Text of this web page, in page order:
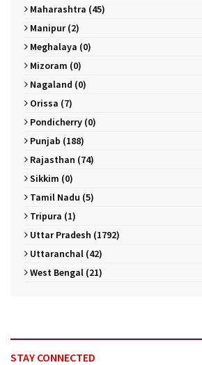
Maharashtra (45)
Manipur (2)
Meghalaya (0)
Mizoram (0)
Nagaland (0)
Orissa (7)
Pondicherry (0)
Punjab (188)
Rajasthan (74)
Sikkim (0)
Tamil Nadu (5)
Tripura (1)
Uttar Pradesh (1792)
Uttaranchal (42)
West Bengal (21)
STAY CONNECTED